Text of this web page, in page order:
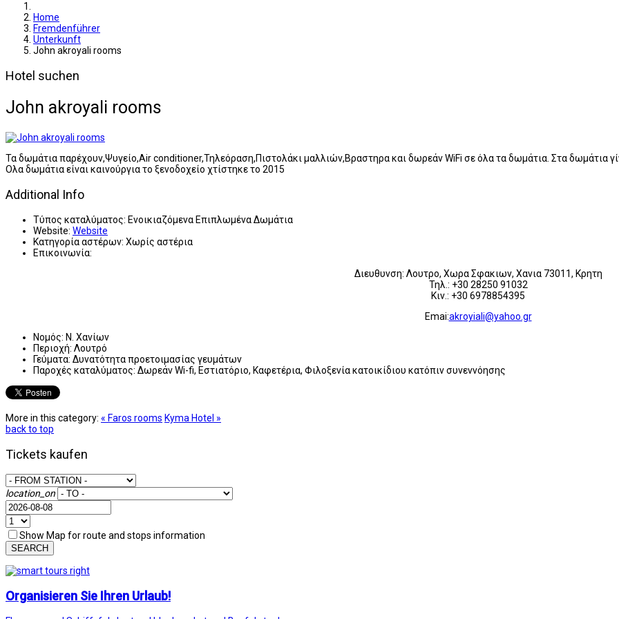
Home
Fremdenführer
Unterkunft
John akroyali rooms
Hotel suchen
John akroyali rooms
Τα δωμάτια παρέχουν,Ψυγείο,Αir conditioner,Τηλεόραση,Πιστολάκι μαλλιών,Βραστηρα και δωρεάν WiFi σε όλα τα δωμάτια. Στα δωμάτια
Ολα δωμάτια είναι καινούργια το ξενοδοχείο χτίστηκε το 2015
Additional Info
Τύπος καταλύματος: Ενοικιαζόμενα Επιπλωμένα Δωμάτια
Website: Website
Κατηγορία αστέρων: Χωρίς αστέρια
Επικοινωνία:
Διευθυνση: Λουτρο, Χωρα Σφακιων, Χανια 73011, Κρητη
Τηλ.: +30 28250 91032
Κιν.: +30 6978854395
Emai:akroyiali@yahoo.gr
Νομός: Ν. Χανίων
Περιοχή: Λουτρό
Γεύματα: Δυνατότητα προετοιμασίας γευμάτων
Παροχές καταλύματος: Δωρεάν Wi-fi, Εστιατόριο, Καφετέρια, Φιλοξενία κατοικίδιου κατόπιν συνεννόησης
More in this category: « Faros rooms Kyma Hotel »
back to top
Tickets kaufen
location_on
Show Map for route and stops information
SEARCH
Organisieren Sie Ihren Urlaub!